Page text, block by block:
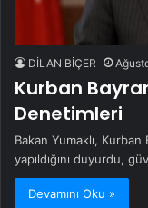
DİLAN BİÇER
Kurban
Denetimleri
Bakan Yumaklı,
yapıldığını duyurdu,
Devamını Oku »